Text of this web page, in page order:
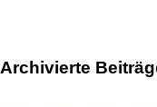
Archivierte